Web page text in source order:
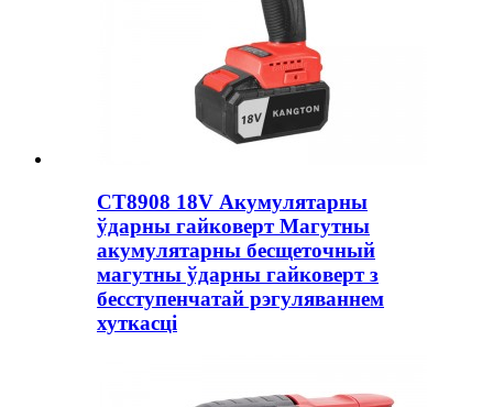
CT8908 18V Акумулятарны
ўдарны гайковерт Магутны
акумулятарны бесщеточный
магутны ўдарны гайковерт з
бесступенчатай рэгуляваннем
хуткасці